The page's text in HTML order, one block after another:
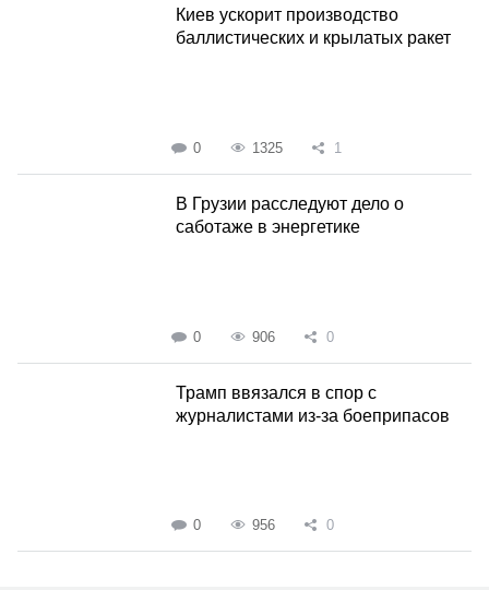
Киев ускорит производство
баллистических и крылатых ракет
0 1325 1
В Грузии расследуют дело о
саботаже в энергетике
0 906 0
Трамп ввязался в спор с
журналистами из-за боеприпасов
0 956 0